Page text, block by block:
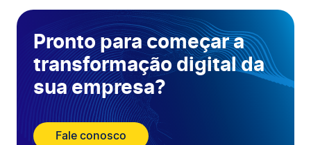
Pronto para começar a
transformação digital da
sua empresa?
Fale conosco